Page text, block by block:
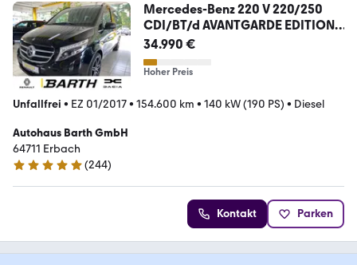
Mercedes-Benz 220 V 220/250
CDI/BT/d AVANTGARDE EDITION
lang
34.990 €
Hoher Preis
Unfallfrei • EZ 01/2017• 154.600 km • 140 kW (190 PS) • Diesel
Autohaus Barth GmbH
64711 Erbach
5 Sterne
(244)
Kontakt Parken